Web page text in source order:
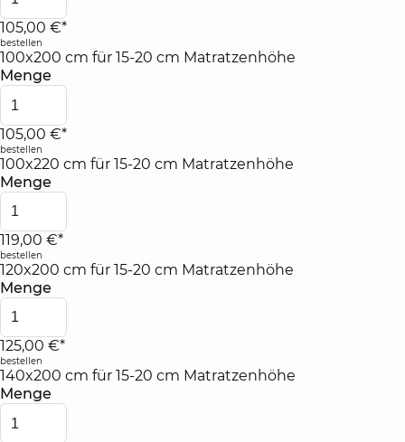
105,00 €*
bestellen
100x200 cm für 15-20 cm Matratzenhöhe
Menge
105,00 €*
bestellen
100x220 cm für 15-20 cm Matratzenhöhe
Menge
119,00 €*
bestellen
120x200 cm für 15-20 cm Matratzenhöhe
Menge
125,00 €*
bestellen
140x200 cm für 15-20 cm Matratzenhöhe
Menge